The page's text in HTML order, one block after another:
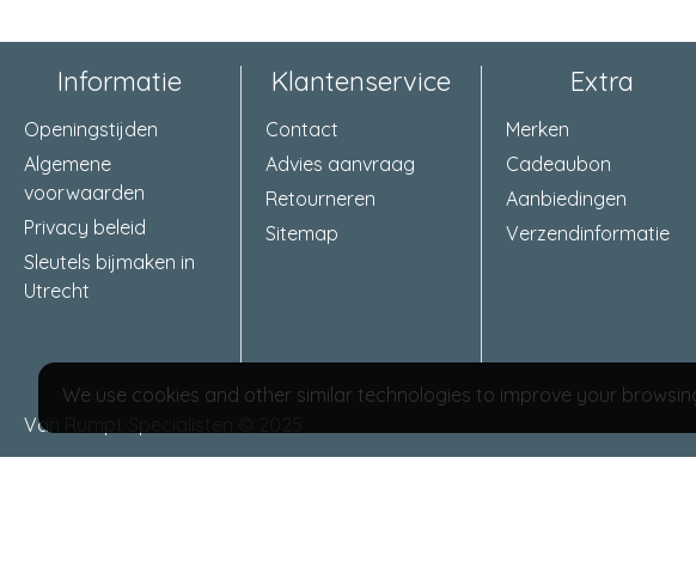
Informatie
Openingstijden
Algemene
voorwaarden
Privacy beleid
Sleutels bijmaken in
Utrecht
Klantenservice
Contact
Advies aanvraag
Retourneren
Sitemap
Extra
Merken
Cadeaubon
Aanbiedingen
Verzendinformatie
Van Rumpt Specialisten © 2025
We use cookies and other similar technologies to improve your